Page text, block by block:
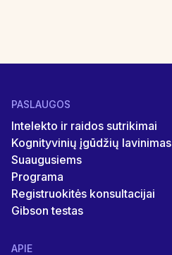
PASLAUGOS
Intelekto ir raidos sutrikimai
Kognityvinių įgūdžių lavinimas
Suaugusiems
Programa
Registruokitės konsultacijai
Gibson testas
APIE